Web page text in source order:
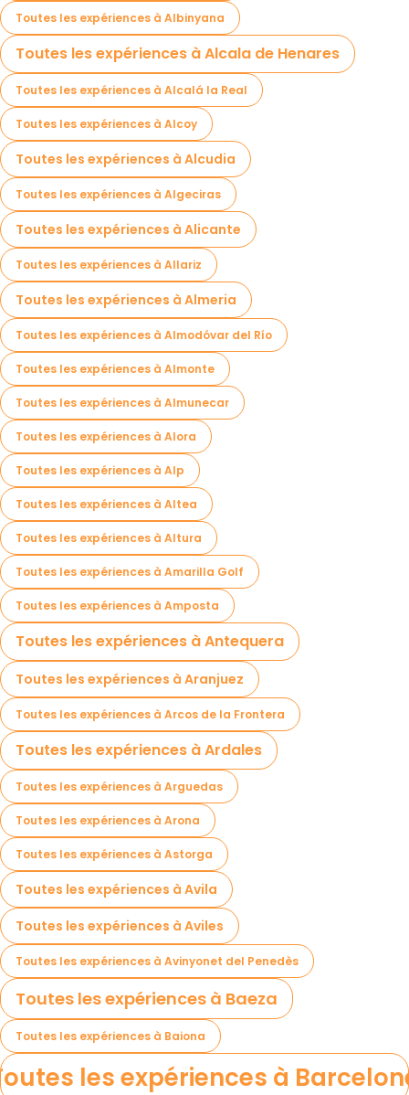
Toutes les expériences à Albinyana
Toutes les expériences à Alcala de Henares
Toutes les expériences à Alcalá la Real
Toutes les expériences à Alcoy
Toutes les expériences à Alcudia
Toutes les expériences à Algeciras
Toutes les expériences à Alicante
Toutes les expériences à Allariz
Toutes les expériences à Almeria
Toutes les expériences à Almodóvar del Río
Toutes les expériences à Almonte
Toutes les expériences à Almunecar
Toutes les expériences à Alora
Toutes les expériences à Alp
Toutes les expériences à Altea
Toutes les expériences à Altura
Toutes les expériences à Amarilla Golf
Toutes les expériences à Amposta
Toutes les expériences à Antequera
Toutes les expériences à Aranjuez
Toutes les expériences à Arcos de la Frontera
Toutes les expériences à Ardales
Toutes les expériences à Arguedas
Toutes les expériences à Arona
Toutes les expériences à Astorga
Toutes les expériences à Avila
Toutes les expériences à Aviles
Toutes les expériences à Avinyonet del Penedès
Toutes les expériences à Baeza
Toutes les expériences à Baiona
les expériences à